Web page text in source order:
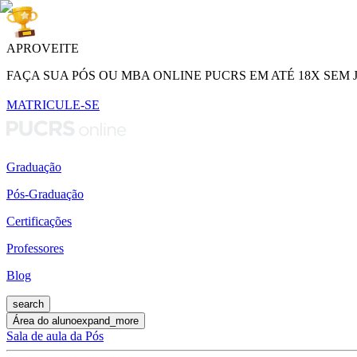
APROVEITE
FAÇA SUA PÓS OU MBA ONLINE PUCRS EM ATÉ 18X SEM
MATRICULE-SE
Graduação
Pós-Graduação
Certificações
Professores
Blog
search
Área do alunoexpand_more
Sala de aula da Pós